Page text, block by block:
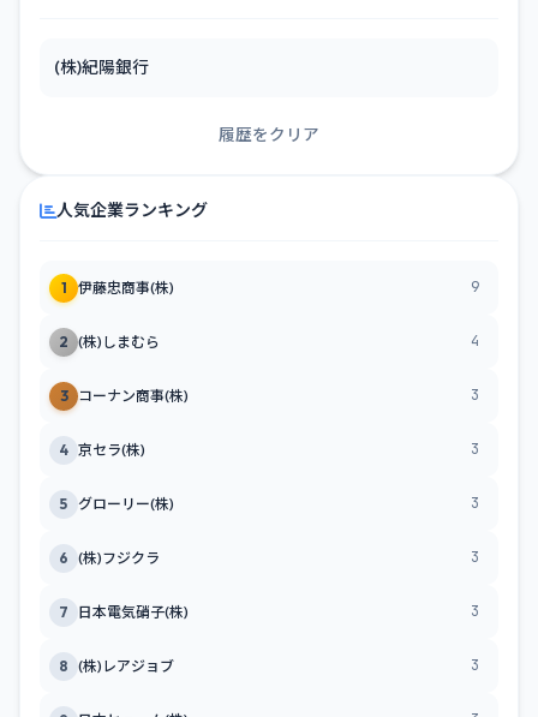
(株)紀陽銀行
履歴をクリア
人気企業ランキング
1 伊藤忠商事(株) 9
2 (株)しまむら 4
3 コーナン商事(株) 3
4 京セラ(株) 3
5 グローリー(株) 3
6 (株)フジクラ 3
7 日本電気硝子(株) 3
8 (株)レアジョブ 3